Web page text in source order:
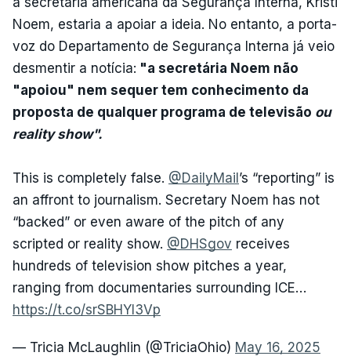
Noem, estaria a apoiar a ideia. No entanto, a porta-
voz do Departamento de Segurança Interna já veio
desmentir a notícia: "a secretária Noem não
"apoiou" nem sequer tem conhecimento da
proposta de qualquer programa de televisão ou
reality show".
This is completely false. @DailyMail’s “reporting” is
an affront to journalism. Secretary Noem has not
“backed” or even aware of the pitch of any
scripted or reality show. @DHSgov receives
hundreds of television show pitches a year,
ranging from documentaries surrounding ICE…
https://t.co/srSBHYl3Vp
— Tricia McLaughlin (@TriciaOhio) May 16, 2025